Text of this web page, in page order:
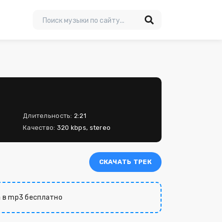
Длительность: 2:21
Качество: 320 kbps, stereo
СКАЧАТЬ ТРЕК
в mp3 бесплатно